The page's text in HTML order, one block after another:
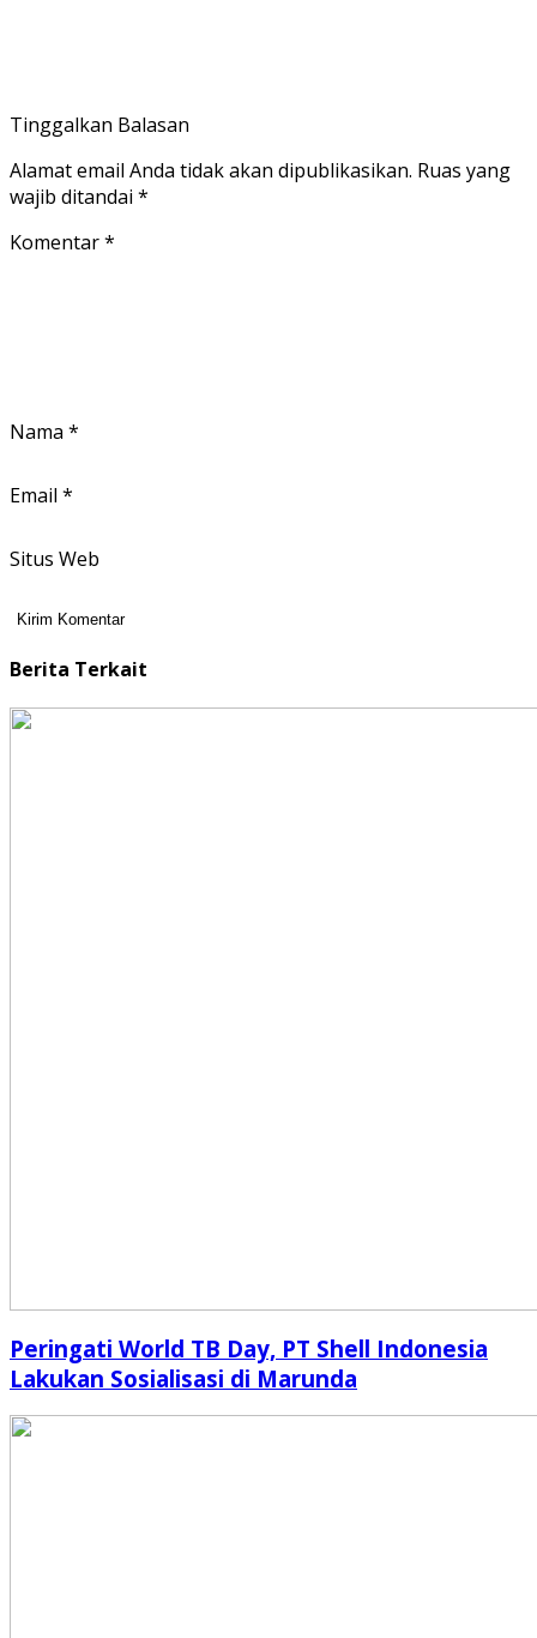
Tinggalkan Balasan
Alamat email Anda tidak akan dipublikasikan. Ruas yang
wajib ditandai *
Komentar*
Nama *
Email *
Situs Web
Berita Terkait
Peringati World TB Day, PT Shell Indonesia
Lakukan Sosialisasi di Marunda